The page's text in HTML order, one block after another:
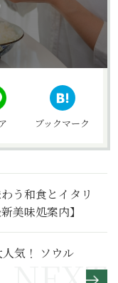
ブックマーク
う和食とイタリ
美味処案内】
人気！ ソウル